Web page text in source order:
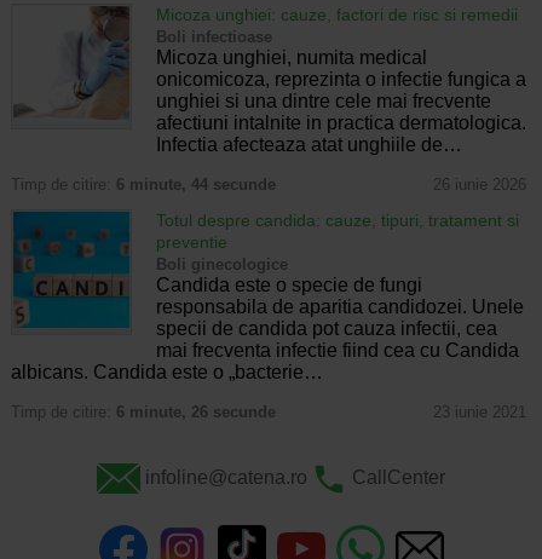
Micoza unghiei: cauze, factori de risc si remedii
Boli infectioase
Micoza unghiei, numita medical
onicomicoza, reprezinta o infectie fungica a
unghiei si una dintre cele mai frecvente
afectiuni intalnite in practica dermatologica.
Infectia afecteaza atat unghiile de…
Timp de citire: 6 minute, 44 secunde 26 iunie 2026
Totul despre candida: cauze, tipuri, tratament si
preventie
Boli ginecologice
Candida este o specie de fungi
responsabila de aparitia candidozei. Unele
specii de candida pot cauza infectii, cea
mai frecventa infectie fiind cea cu Candida
albicans. Candida este o „bacterie…
Timp de citire: 6 minute, 26 secunde 23 iunie 2021
infoline@catena.ro CallCenter